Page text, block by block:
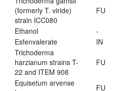
(formerly T. viride)
strain ICC080
FU
Ethanol -
Esfenvalerate
IN
Trichoderma
harzianum strains T-
22 and ITEM 908
FU
Equisetum arvense
FU